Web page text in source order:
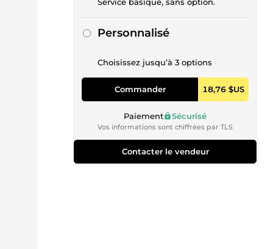
Personnalisé
Choisissez jusqu’à 3 options
Commander 18,76 $US
Paiement Sécurisé
Vos informations sont chiffrées par TLS
Contacter le vendeur